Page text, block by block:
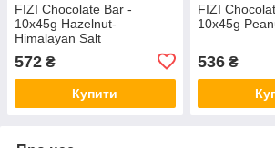
FIZI Chocolate Bar -
10х45g Hazelnut-
Himalayan Salt
572 ₴
Купити
FIZI
10х45g
536₴